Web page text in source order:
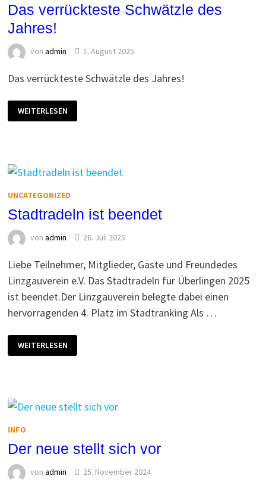
Das verrückteste Schwätzle des
Jahres!
von admin 1. August 2025
Das verrückteste Schwätzle des Jahres!
VERRÜCKTESTE
SCHWÄTZLE
WEITERLESEN
UNCATEGORIZED
Stadtradeln ist beendet
von admin 26. Juli 2025
Liebe Teilnehmer, Mitglieder, Gäste und Freundedes
Linzgauverein e.V. Das Stadtradeln für Überlingen 2025
ist beendet.Der Linzgauverein belegte dabei einen
hervorragenden 4. Platz im Stadtranking Als …
STADTRADELN
IST
BEENDET
WEITERLESEN
INFO
Der neue stellt sich vor
von admin 25. November 2024